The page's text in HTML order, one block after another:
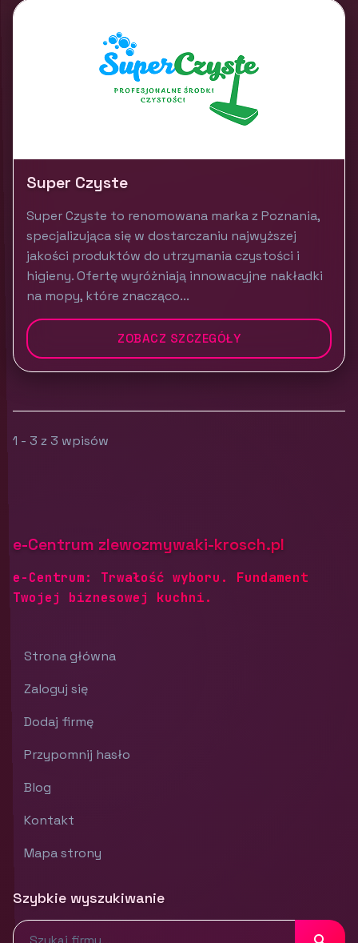
Super Czyste
Super Czyste to renomowana marka z Poznania,
specjalizująca się w dostarczaniu najwyższej
jakości produktów do utrzymania czystości i
higieny. Ofertę wyróżniają innowacyjne nakładki
na mopy, które znacząco...
ZOBACZ SZCZEGÓŁY
1 - 3 z 3 wpisów
e-Centrum zlewozmywaki-krosch.pl
e-Centrum: Trwałość wyboru. Fundament
Twojej biznesowej kuchni.
Strona główna
Zaloguj się
Dodaj firmę
Przypomnij hasło
Blog
Kontakt
Mapa strony
Szybkie wyszukiwanie